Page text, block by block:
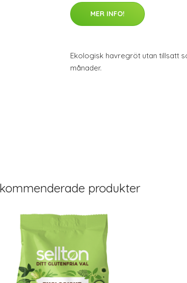
MER INFO!
Ekologisk havregröt utan tillsatt
månader.
produkter